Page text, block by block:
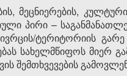
მეცნიერების,
პირი –
ტერიტორიის
სახელმწიფოს
შემთხვევების